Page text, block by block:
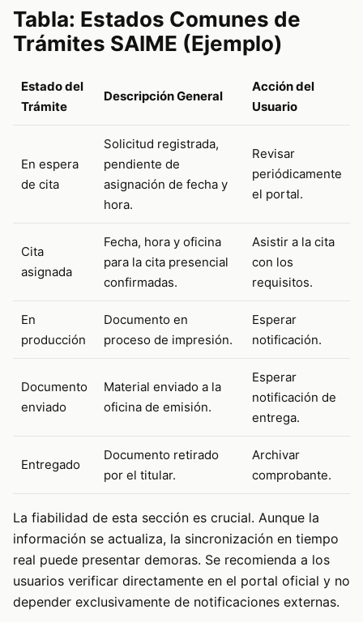
Tabla: Estados Comunes de
Trámites SAIME (Ejemplo)
Estado del
Trámite
Descripción General
Acción del
Usuario
En espera
de cita
Solicitud registrada,
pendiente de
asignación de fecha y
hora.
Revisar
periódicamente
el portal.
Cita
asignada
Fecha, hora y oficina
para la cita presencial
confirmadas.
Asistir a la cita
con los
requisitos.
En
producción
Documento en
proceso de impresión.
Esperar
notificación.
Documento
enviado
Material enviado a la
oficina de emisión.
Esperar
notificación de
entrega.
Entregado
Documento retirado
por el titular.
Archivar
comprobante.
La fiabilidad de esta sección es crucial. Aunque la
información se actualiza, la sincronización en tiempo
real puede presentar demoras. Se recomienda a los
usuarios verificar directamente en el portal oficial y no
depender exclusivamente de notificaciones externas.